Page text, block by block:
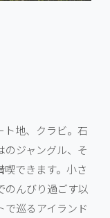
ト地、クラビ。石
のジャングル、そ
喫できます。小さ
のんびり過ごす以
巡るアイランド